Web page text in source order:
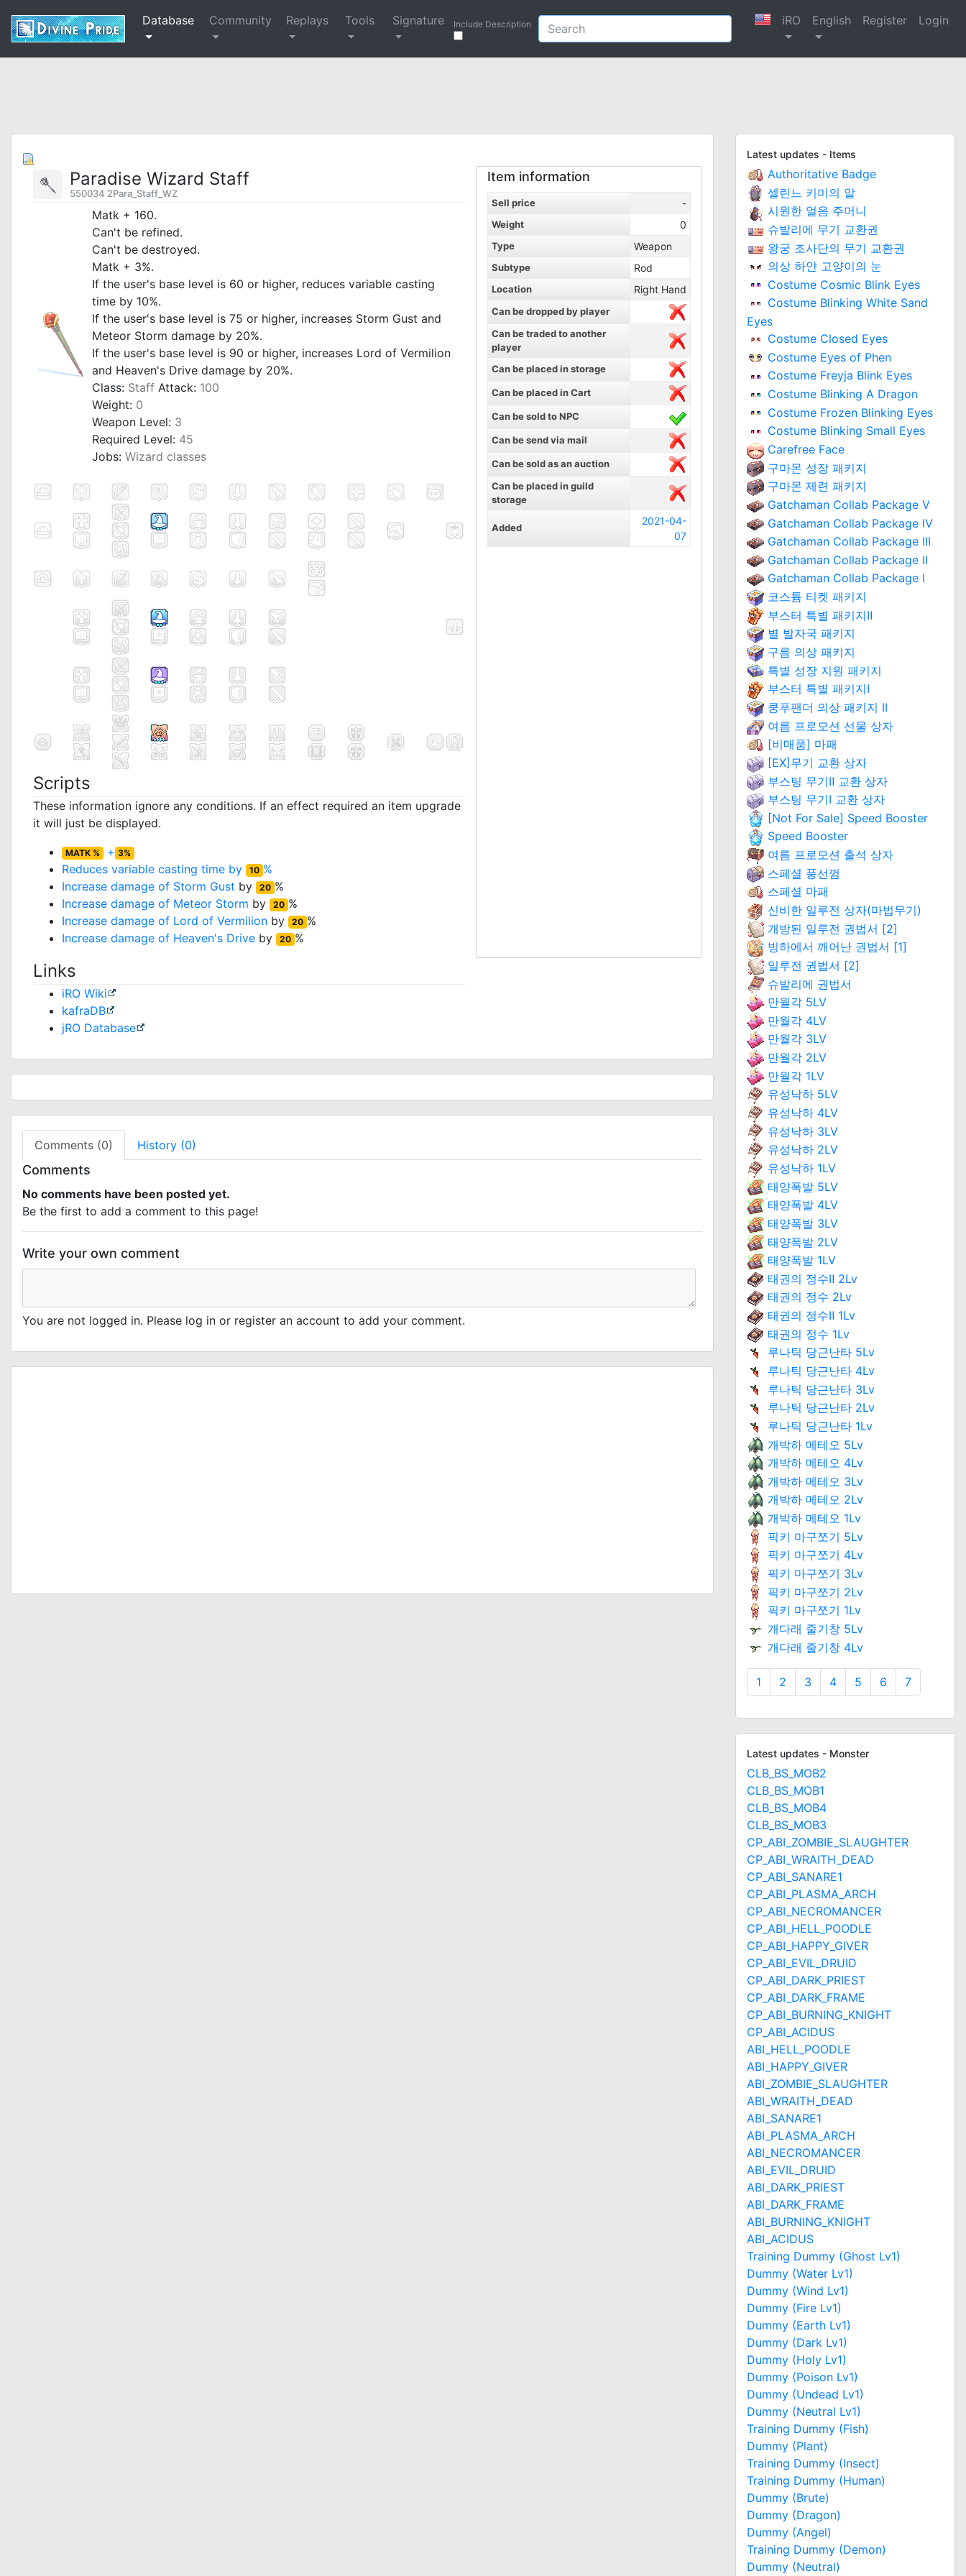
Database Community Replays Tools Signature Include Description iRO English Register Login
Paradise Wizard Staff
550034 2Para_Staff_WZ
Matk + 160.
Can't be refined.
Can't be destroyed.
Matk + 3%.
If the user's base level is 60 or higher, reduces variable casting
time by 10%.
If the user's base level is 75 or higher, increases Storm Gust and
Meteor Storm damage by 20%.
If the user's base level is 90 or higher, increases Lord of Vermilion
and Heaven's Drive damage by 20%.
Class: Staff Attack: 100
Weight: 0
Weapon Level: 3
Required Level: 45
Jobs: Wizard classes
Scripts
These information ignore any conditions. If an effect required an item upgrade
it will just be displayed.
MATK % + 3%
Reduces variable casting time by 10 %
Increase damage of Storm Gust by 20 %
Increase damage of Meteor Storm by 20 %
Increase damage of Lord of Vermilion by 20 %
Increase damage of Heaven's Drive by 20 %
Item information
Sell price -
Weight 0
Type Weapon
Subtype Rod
Location Right Hand
Can be dropped by player
Can be traded to another
player
Can be placed in storage
Can be placed in Cart
Can be sold to NPC
Can be send via mail
Can be sold as an auction
Can be placed in guild
storage
Added
2021-04-
07
Links
iRO Wiki
kafraDB
jRO Database
Comments (0) History (0)
Comments
No comments have been posted yet.
Be the first to add a comment to this page!
Write your own comment
You are not logged in. Please log in or register an account to add your comment.
Latest updates - Items
Authoritative Badge
셀린느 키미의 알
시원한 얼음 주머니
슈발리에 무기 교환권
왕궁 조사단의 무기 교환권
의상 하얀 고양이의 눈
Costume Cosmic Blink Eyes
Costume Blinking White Sand
Eyes
Costume Closed Eyes
Costume Eyes of Phen
Costume Freyja Blink Eyes
Costume Blinking A Dragon
Costume Frozen Blinking Eyes
Costume Blinking Small Eyes
Carefree Face
구마몬 성장 패키지
구마몬 제련 패키지
Gatchaman Collab Package V
Gatchaman Collab Package IV
Gatchaman Collab Package III
Gatchaman Collab Package II
Gatchaman Collab Package I
코스튬 티켓 패키지
부스터 특별 패키지Ⅱ
별 발자국 패키지
구름 의상 패키지
특별 성장 지원 패키지
부스터 특별 패키지Ⅰ
쿵푸팬더 의상 패키지 II
여름 프로모션 선물 상자
[비매품] 마패
[EX]무기 교환 상자
부스팅 무기Ⅱ 교환 상자
부스팅 무기Ⅰ 교환 상자
[Not For Sale] Speed Booster
Speed Booster
여름 프로모션 출석 상자
스페셜 풍선껌
스페셜 마패
신비한 일루전 상자(마법무기)
개방된 일루전 권법서 [2]
빙하에서 깨어난 권법서 [1]
일루전 권법서 [2]
슈발리에 권법서
만월각 5LV
만월각 4LV
만월각 3LV
만월각 2LV
만월각 1LV
유성낙하 5LV
유성낙하 4LV
유성낙하 3LV
유성낙하 2LV
유성낙하 1LV
태양폭발 5LV
태양폭발 4LV
태양폭발 3LV
태양폭발 2LV
태양폭발 1LV
태권의 정수Ⅱ 2Lv
태권의 정수 2Lv
태권의 정수Ⅱ 1Lv
태권의 정수 1Lv
루나틱 당근난타 5Lv
루나틱 당근난타 4Lv
루나틱 당근난타 3Lv
루나틱 당근난타 2Lv
루나틱 당근난타 1Lv
개박하 메테오 5Lv
개박하 메테오 4Lv
개박하 메테오 3Lv
개박하 메테오 2Lv
개박하 메테오 1Lv
픽키 마구쪼기 5Lv
픽키 마구쪼기 4Lv
픽키 마구쪼기 3Lv
픽키 마구쪼기 2Lv
픽키 마구쪼기 1Lv
개다래 줄기창 5Lv
개다래 줄기창 4Lv
1 2 3 4 5 6 7
Latest updates - Monster
CLB_BS_MOB2
CLB_BS_MOB1
CLB_BS_MOB4
CLB_BS_MOB3
CP_ABI_ZOMBIE_SLAUGHTER
CP_ABI_WRAITH_DEAD
CP_ABI_SANARE1
CP_ABI_PLASMA_ARCH
CP_ABI_NECROMANCER
CP_ABI_HELL_POODLE
CP_ABI_HAPPY_GIVER
CP_ABI_EVIL_DRUID
CP_ABI_DARK_PRIEST
CP_ABI_DARK_FRAME
CP_ABI_BURNING_KNIGHT
CP_ABI_ACIDUS
ABI_HELL_POODLE
ABI_HAPPY_GIVER
ABI_ZOMBIE_SLAUGHTER
ABI_WRAITH_DEAD
ABI_SANARE1
ABI_PLASMA_ARCH
ABI_NECROMANCER
ABI_EVIL_DRUID
ABI_DARK_PRIEST
ABI_DARK_FRAME
ABI_BURNING_KNIGHT
ABI_ACIDUS
Training Dummy (Ghost Lv1)
Dummy (Water Lv1)
Dummy (Wind Lv1)
Dummy (Fire Lv1)
Dummy (Earth Lv1)
Dummy (Dark Lv1)
Dummy (Holy Lv1)
Dummy (Poison Lv1)
Dummy (Undead Lv1)
Dummy (Neutral Lv1)
Training Dummy (Fish)
Dummy (Plant)
Training Dummy (Insect)
Training Dummy (Human)
Dummy (Brute)
Dummy (Dragon)
Dummy (Angel)
Training Dummy (Demon)
Dummy (Neutral)